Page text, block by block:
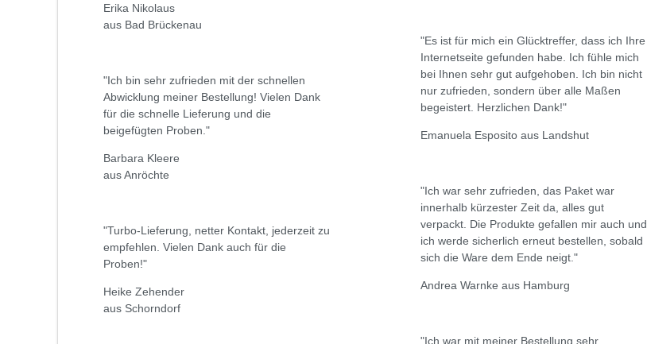
Erika Nikolaus
aus Bad Brückenau
"Ich bin sehr zufrieden mit der schnellen
Abwicklung meiner Bestellung! Vielen Dank
für die schnelle Lieferung und die
beigefügten Proben."
Barbara Kleere
aus Anröchte
"Turbo-Lieferung, netter Kontakt, jederzeit zu
empfehlen. Vielen Dank auch für die
Proben!"
Heike Zehender
aus Schorndorf
"Es ist für mich ein Glücktreffer, dass ich Ihre
Internetseite gefunden habe. Ich fühle mich
bei Ihnen sehr gut aufgehoben. Ich bin nicht
nur zufrieden, sondern über alle Maßen
begeistert. Herzlichen Dank!"
Emanuela Esposito aus Landshut
"Ich war sehr zufrieden, das Paket war
innerhalb kürzester Zeit da, alles gut
verpackt. Die Produkte gefallen mir auch und
ich werde sicherlich erneut bestellen, sobald
sich die Ware dem Ende neigt."
Andrea Warnke aus Hamburg
"Ich war mit meiner Bestellung sehr